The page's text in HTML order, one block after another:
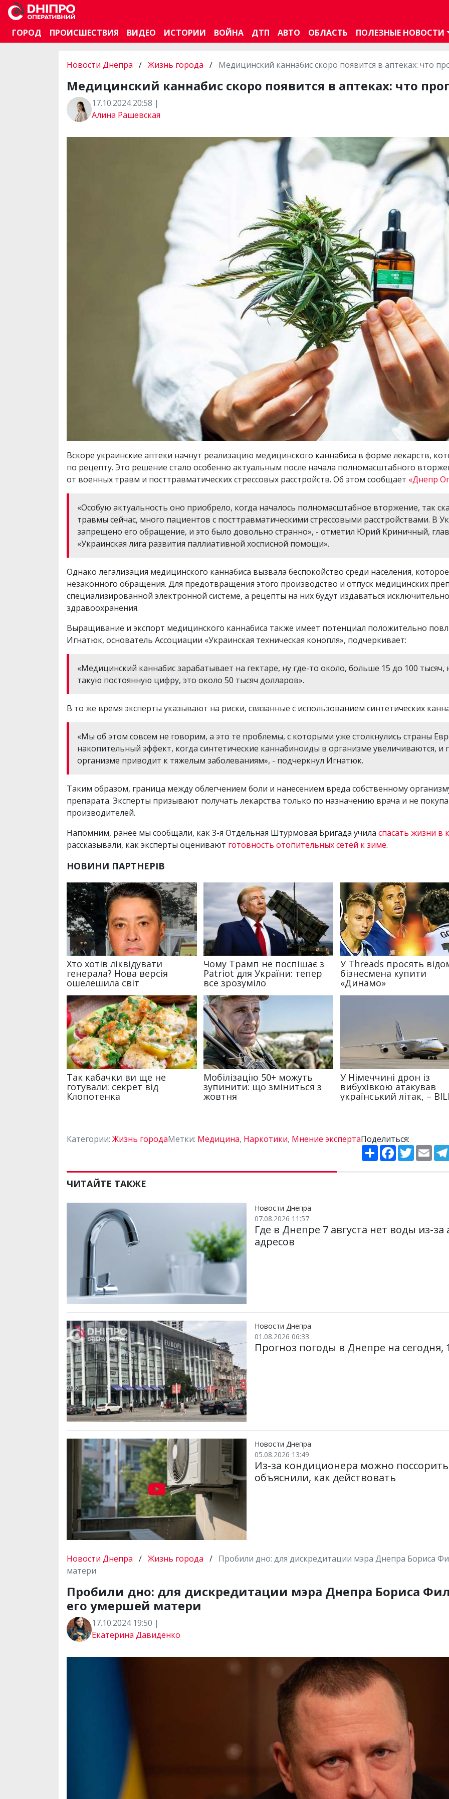
ГОРОД
ПРОИСШЕСТВИЯ ВИДЕО ИСТОРИИ ВОЙНА ДТП АВТО ОБЛАСТЬ ПОЛЕЗНЫЕ НОВОСТИ
Новости Днепра / Жизнь города / Медицинский каннабис скоро появится в аптеках: что
Медицинский каннабис скоро появится в аптеках: что
17.10.2024 20:58 |
Алина Рашевская
Вскоре украинские аптеки начнут реализацию медицинского каннабиса в форме лекарств,
по рецепту. Это решение стало особенно актуальным после начала полномасштабного
от военных травм и посттравматических стрессовых расстройств. Об этом сообщает «Днепр
«Особую актуальность оно приобрело, когда началось полномасштабное вторжение, так
травмы сейчас, много пациентов с посттравматическими стрессовыми расстройствами. В
запрещено его обращение, и это было довольно странно», - отметил Юрий Криничный,
«Украинская лига развития паллиативной хосписной помощи».
Однако легализация медицинского каннабиса вызвала беспокойство среди населения,
незаконного обращения. Для предотвращения этого производство и отпуск медицинских
специализированной электронной системе, а рецепты на них будут издаваться
здравоохранения.
Выращивание и экспорт медицинского каннабиса также имеет потенциал положительно
Игнатюк, основатель Ассоциации «Украинская техническая конопля», подчеркивает:
«Медицинский каннабис зарабатывает на гектаре, ну где-то около, больше 15 до 100
такую ​​постоянную цифру, это около 50 тысяч долларов».
В то же время эксперты указывают на риски, связанные с использованием синтетических
«Мы об этом совсем не говорим, а это те проблемы, с которыми уже столкнулись страны
накопительный эффект, когда синтетические каннабиноиды в организме увеличиваются,
организме приводит к тяжелым заболеваниям», - подчеркнул Игнатюк.
Таким образом, граница между облегчением боли и нанесением вреда собственному
препарата. Эксперты призывают получать лекарства только по назначению врача и не
производителей.
Напомним, ранее мы сообщали, как 3-я Отдельная Штурмовая Бригада учила спасать жизни в
рассказывали, как эксперты оценивают готовность отопительных сетей к зиме.
Категории: Жизнь городаМетки: Медицина, Наркотики, Мнение экспертаПоделиться:
П
о
ш
F
a
c
T
w
E
m
a
ЧИТАЙТЕ ТАКЖЕ
Новости Днепра
07.08.2026 11:57
Где в Днепре 7 августа нет воды из-
адресов
Новости Днепра
01.08.2026 06:33
Прогноз погоды в Днепре на сегодня,
Новости Днепра
05.08.2026 13:49
Из-за кондиционера можно
объяснили, как действовать
Новости Днепра / Жизнь города / Пробили дно: для дискредитации мэра Днепра Бориса
матери
Пробили дно: для дискредитации мэра Днепра Бориса
его умершей матери
17.10.2024 19:50 |
Екатерина Давиденко